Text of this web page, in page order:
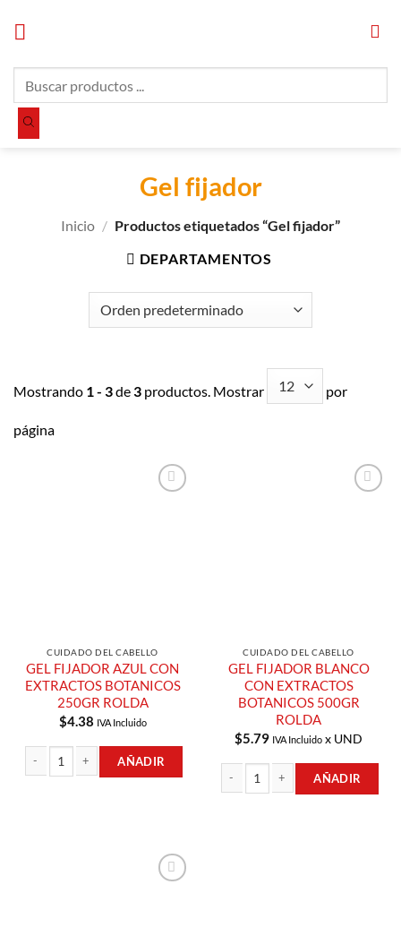
productos
Gel fijador
Inicio / Productos etiquetados “Gel fijador”
DEPARTAMENTOS
Mostrando 1 - 3de3 productos. Mostrar por
página
CUIDADO DEL CABELLO
GEL FIJADOR AZUL CON
EXTRACTOS BOTANICOS
250GR ROLDA
$4.38 IVA Incluido
GEL FIJADOR AZUL CON EXTRACTOS BOTANICOS 250GR ROLDA cantidad
AÑADIR
CUIDADO DEL CABELLO
GEL FIJADOR BLANCO
CON EXTRACTOS
BOTANICOS 500GR
ROLDA
$5.79 IVA Incluido x UND
AÑADIR